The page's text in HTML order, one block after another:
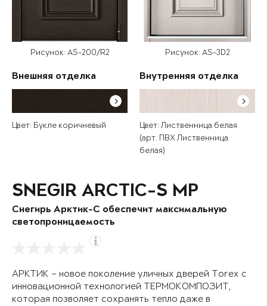
Рисунок: AS-200/R2
Внешняя отделка
Цвет: Букле коричневый
Рисунок: AS-3D2
Внутренняя отделка
Цвет: Лиственница белая
(арт. ПВХ Лиственница
белая)
SNEGIR ARCTIC-S MP
Снегирь Арктик-С обеспечит максимальную
светопроницаемость
АРКТИК – новое поколение уличных дверей Torex с
инновационной технологией ТЕРМОКОМПОЗИТ,
которая позволяет сохранять тепло даже в